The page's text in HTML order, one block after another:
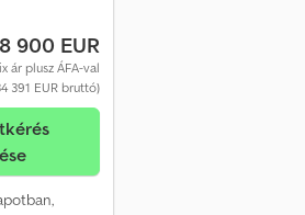
900 EUR
ár plusz ÁFA-val
391 EUR bruttó)